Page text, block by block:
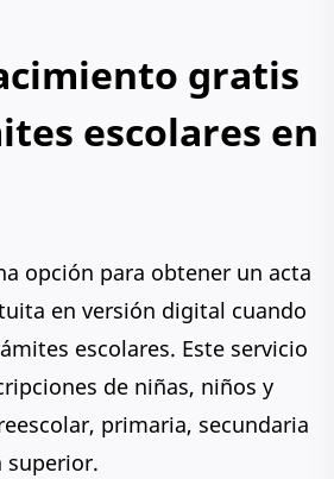
gratis
escolares en
opción para obtener un acta
en versión digital cuando
escolares. Este servicio
de niñas, niños y
primaria, secundaria
superior.